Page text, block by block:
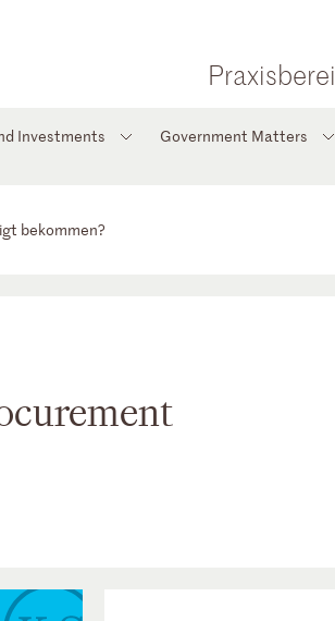
Investments Government Matters
bekommen?